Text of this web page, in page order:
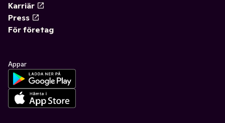
Karriär
Press
För företag
Appar